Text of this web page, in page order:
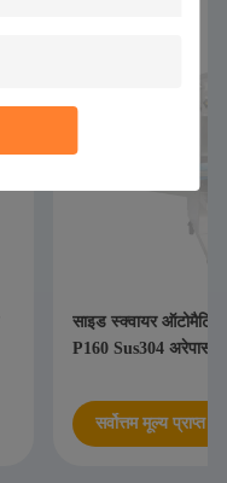
साइड स्क्वायर
P160 Sus304 अरेपास
सर्वोत्तम मूल्य प्राप्त